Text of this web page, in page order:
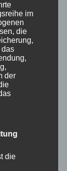
weiß, *
Zeit, taut
auch von
was sie
im
die
der
die